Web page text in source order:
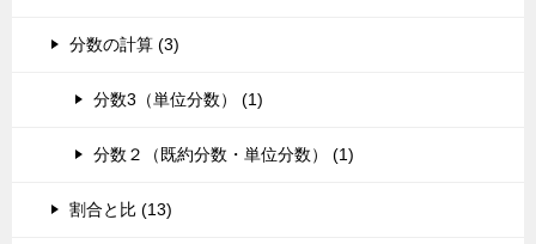
分数の計算 (3)
分数3（単位分数） (1)
分数２（既約分数・単位分数） (1)
割合と比 (13)